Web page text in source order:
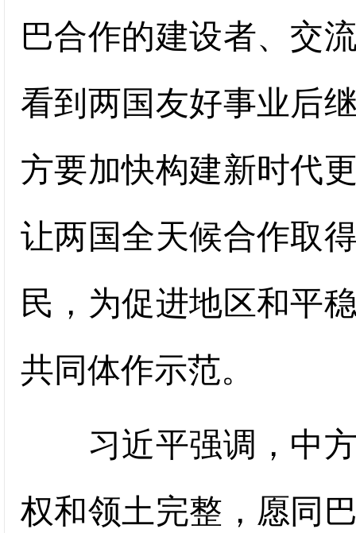
巴合作的建设者、交
看到两国友好事业后
方要加快构建新时代
让两国全天候合作取
民，为促进地区和平
共同体作示范。
习近平强调，中方
权和领土完整，愿同